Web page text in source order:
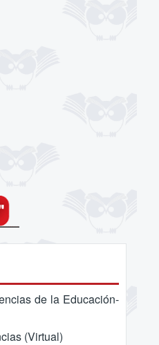
de la Educación-
(Virtual)